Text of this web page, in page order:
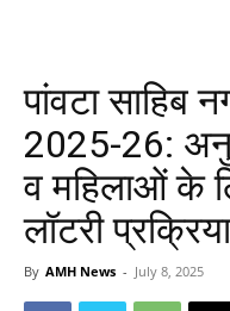
पांवटा साहिब
2025-26:
व महिलाओं के
लॉटरी
By AMH News - July 8, 2025